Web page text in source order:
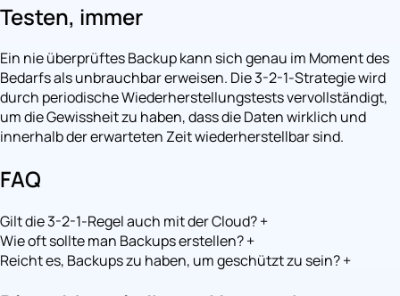
Testen, immer
Ein nie überprüftes Backup kann sich genau im Moment des
Bedarfs als unbrauchbar erweisen. Die 3-2-1-Strategie wird
durch periodische Wiederherstellungstests vervollständigt,
um die Gewissheit zu haben, dass die Daten wirklich und
innerhalb der erwarteten Zeit wiederherstellbar sind.
FAQ
Gilt die 3-2-1-Regel auch mit der Cloud?+
Wie oft sollte man Backups erstellen?+
Reicht es, Backups zu haben, um geschützt zu sein?+